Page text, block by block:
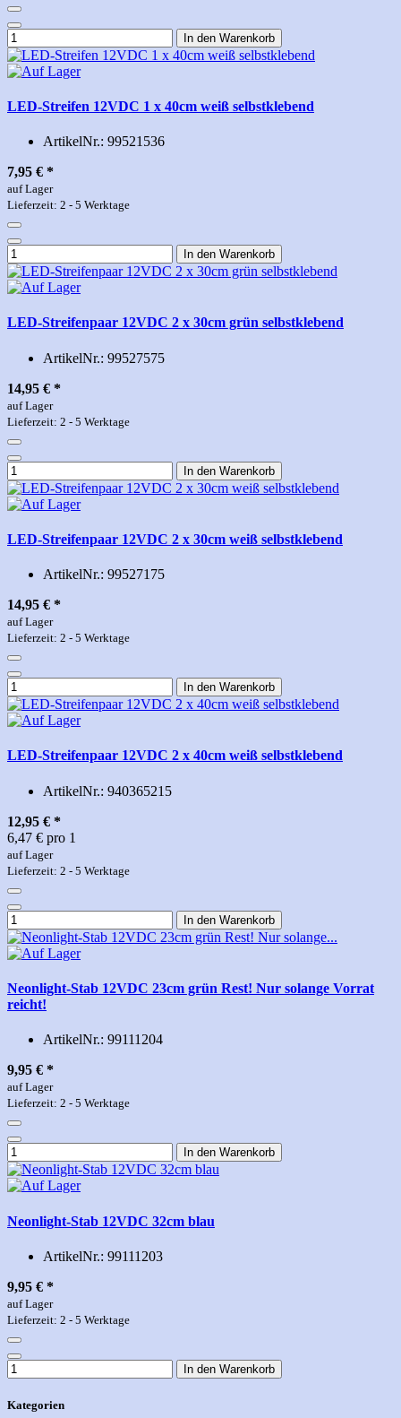
In den Warenkorb
LED-Streifen 12VDC 1 x 40cm weiß selbstklebend
ArtikelNr.: 99521536
7,95 € *
auf Lager
Lieferzeit: 2 - 5 Werktage
In den Warenkorb
LED-Streifenpaar 12VDC 2 x 30cm grün selbstklebend
ArtikelNr.: 99527575
14,95 € *
auf Lager
Lieferzeit: 2 - 5 Werktage
In den Warenkorb
LED-Streifenpaar 12VDC 2 x 30cm weiß selbstklebend
ArtikelNr.: 99527175
14,95 € *
auf Lager
Lieferzeit: 2 - 5 Werktage
In den Warenkorb
LED-Streifenpaar 12VDC 2 x 40cm weiß selbstklebend
ArtikelNr.: 940365215
12,95 € *
6,47 € pro 1
auf Lager
Lieferzeit: 2 - 5 Werktage
In den Warenkorb
Neonlight-Stab 12VDC 23cm grün Rest! Nur solange Vorrat
reicht!
ArtikelNr.: 99111204
9,95 € *
auf Lager
Lieferzeit: 2 - 5 Werktage
In den Warenkorb
Neonlight-Stab 12VDC 32cm blau
ArtikelNr.: 99111203
9,95 € *
auf Lager
Lieferzeit: 2 - 5 Werktage
In den Warenkorb
Kategorien